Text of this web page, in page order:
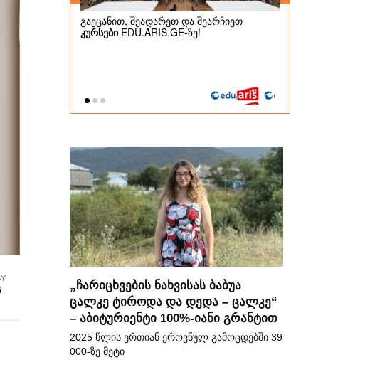
„ჩარიცხვების ნახვისას ბაბუა
ცალკე ტიროდა და დედა – ცალკე“
– აბიტურიენტი 100%-იანი გრანტით
2025 წლის ერთიან ეროვნულ გამოცდებში 39
000-ზე მეტი